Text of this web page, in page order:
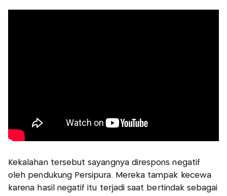
Kekalahan tersebut sayangnya direspons negatif
oleh pendukung Persipura. Mereka tampak kecewa
karena hasil negatif itu terjadi saat bertindak sebagai